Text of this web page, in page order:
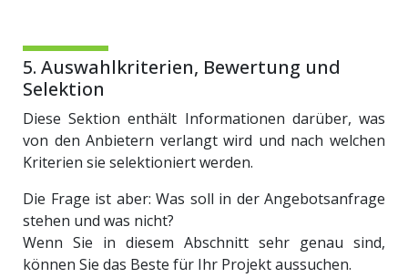
5. Auswahlkriterien, Bewertung und
Selektion
Diese Sektion enthält Informationen darüber, was
von den Anbietern verlangt wird und nach welchen
Kriterien sie selektioniert werden.
Die Frage ist aber: Was soll in der Angebotsanfrage
stehen und was nicht?
Wenn Sie in diesem Abschnitt sehr genau sind,
können Sie das Beste für Ihr Projekt aussuchen.